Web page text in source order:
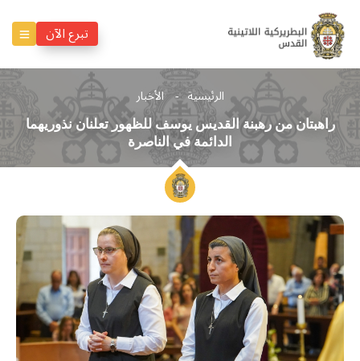
تبرع الآن
الرئيسية الأخبار
راهبتان من رهبنة القديس يوسف للظهور تعلنان نذوريهما
الدائمة في الناصرة